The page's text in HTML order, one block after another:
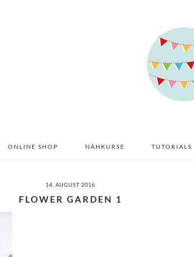
ONLINE SHOP NÄHKURSE TUTORIALS
14. AUGUST 2016
FLOWER GARDEN 1